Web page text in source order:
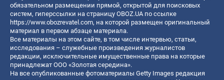
обязательном размещении прямой, открытой для поисковых
систем, гиперссылки на страницу OBOZ.UA по ссылке
https://www.obozrevatel.com, на которой размещен оригинальный
материал в первом абзаце материала.
Все материалы на этом сайте, в том числе интервью, статьи,
исследования – служебные произведения журналистов
редакции, исключительные имущественные права на которые
принадлежат ООО «Золотая середина».
На все опубликованные фотоматериалы Getty Images редакция